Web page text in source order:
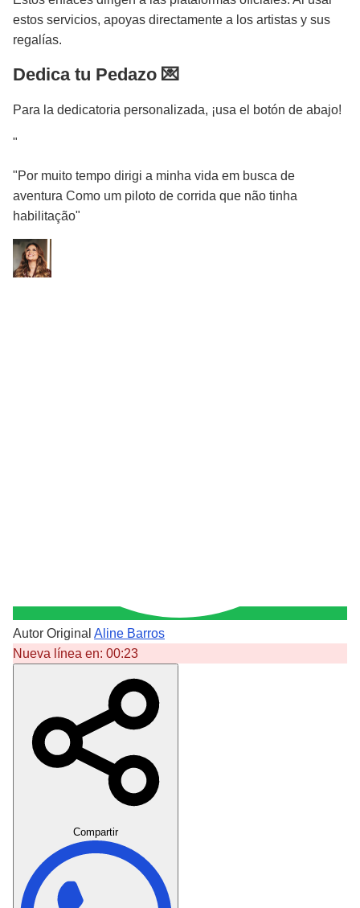
estos servicios, apoyas directamente a los artistas y sus
regalías.
Dedica tu Pedazo 💌
Para la dedicatoria personalizada, ¡usa el botón de abajo!
"
"Por muito tempo dirigi a minha vida em busca de
aventura Como um piloto de corrida que não tinha
habilitação"
Autor Original Aline Barros
Nueva línea en: 00:23
Compartir